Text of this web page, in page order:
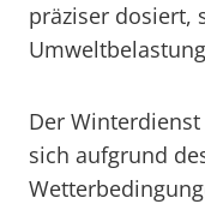
präziser dosiert,
Der
sich aufgrund